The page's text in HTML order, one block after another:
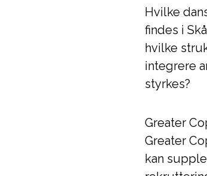
Hvilke
findes i
hvilke
integrere
styrkes?
Greater
Greater
kan